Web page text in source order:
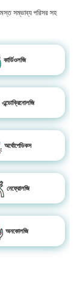
সম্ভাব্য পরিসর সহ
কার্ডিওলজি
এন্ডোক্রিনোলজি
অর্থোপেডিকস
নেফ্রোলজি
অনকোলজি